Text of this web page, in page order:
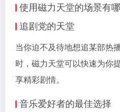
使用磁力天堂的场景有
追剧党的天堂
当你迫不及待地想追某部热
时，磁力天堂可以快速为你
享精彩剧情。
音乐爱好者的最佳选择